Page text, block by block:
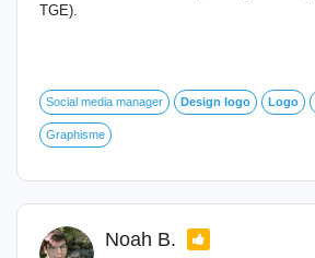
TGE).
Social media manager Design logo Logo
Graphisme
Noah B.